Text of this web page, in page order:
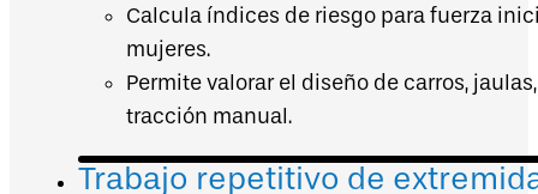
Calcula índices de riesgo para fuerza
mujeres.
Permite valorar el diseño de carros,
tracción manual.
Trabajo repetitivo de